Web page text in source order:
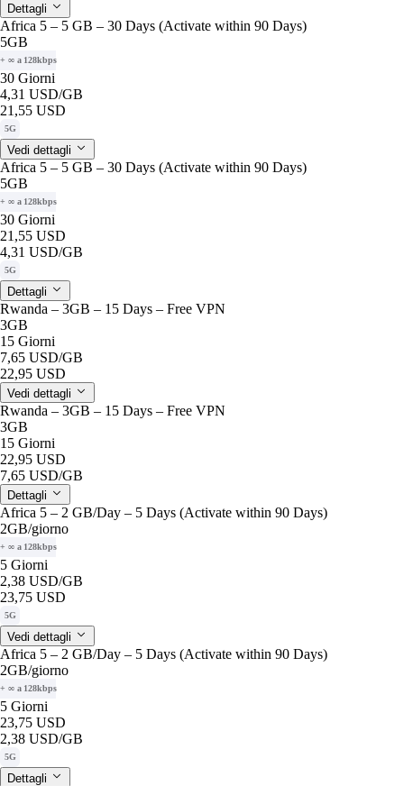
Dettagli
Africa 5 – 5 GB – 30 Days (Activate within 90 Days)
5GB
+ ∞ a 128kbps
30 Giorni
4,31 USD/GB
21,55 USD
5G
Vedi dettagli
Africa 5 – 5 GB – 30 Days (Activate within 90 Days)
5GB
+ ∞ a 128kbps
30 Giorni
21,55 USD
4,31 USD/GB
5G
Dettagli
Rwanda – 3GB – 15 Days – Free VPN
3GB
15 Giorni
7,65 USD/GB
22,95 USD
Vedi dettagli
Rwanda – 3GB – 15 Days – Free VPN
3GB
15 Giorni
22,95 USD
7,65 USD/GB
Dettagli
Africa 5 – 2 GB/Day – 5 Days (Activate within 90 Days)
2GB/giorno
+ ∞ a 128kbps
5 Giorni
2,38 USD/GB
23,75 USD
5G
Vedi dettagli
Africa 5 – 2 GB/Day – 5 Days (Activate within 90 Days)
2GB/giorno
+ ∞ a 128kbps
5 Giorni
23,75 USD
2,38 USD/GB
5G
Dettagli